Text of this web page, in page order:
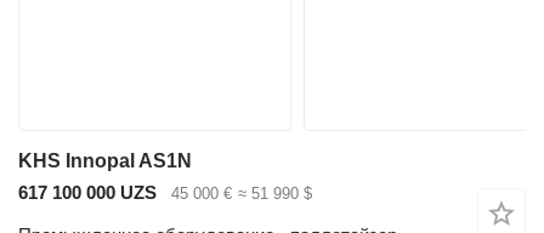
KHS Innopal AS1N
617 100 000 UZS
45 000 € ≈ 51 990 $